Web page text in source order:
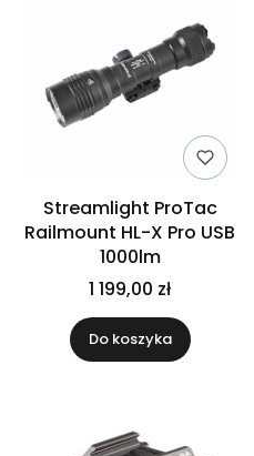
Streamlight ProTac
Railmount HL-X Pro USB
1000lm
1 199,00 zł
Do koszyka